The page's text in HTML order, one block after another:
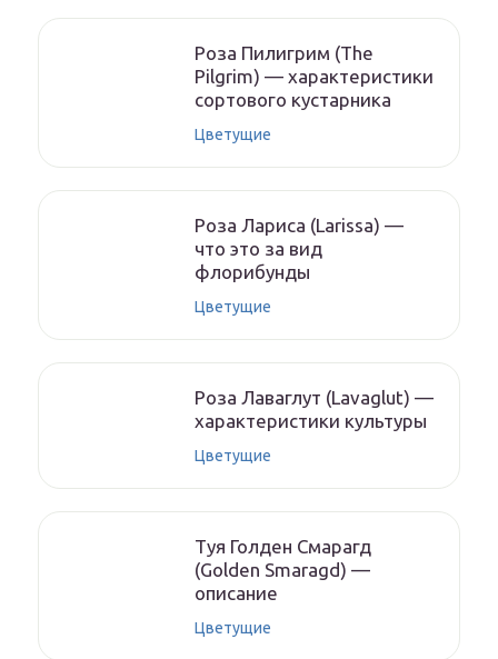
Роза Пилигрим (The
Pilgrim) — характеристики
сортового кустарника
Цветущие
Роза Лариса (Larissa) —
что это за вид
флорибунды
Цветущие
Роза Лаваглут (Lavaglut) —
характеристики культуры
Цветущие
Туя Голден Смарагд
(Golden Smaragd) —
описание
Цветущие